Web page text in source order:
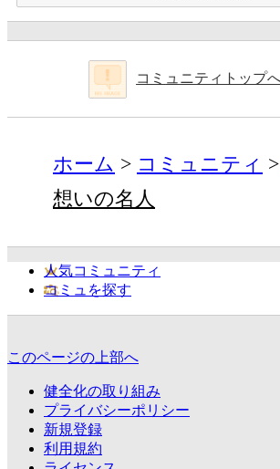
コミュニティトップ
ホーム コミュニティ
想いの名人
人気コミュニティ
コミュを探す
このページの上部へ
健全化の取り組み
プライバシーポリシー
新規登録
利用規約